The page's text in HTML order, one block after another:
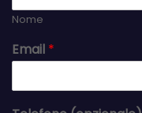
Nome
Email *